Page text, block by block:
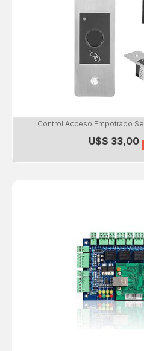
Control Acceso Empotrado
U$S 33,00